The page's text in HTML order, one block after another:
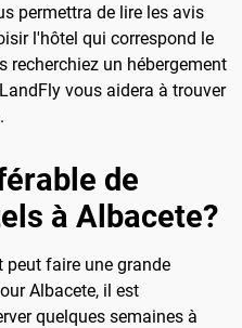
permettra de lire les avis
l'hôtel qui correspond le
recherchiez un hébergement
vous aidera à trouver
de
à Albacete?
peut faire une grande
Albacete, il est
quelques semaines à